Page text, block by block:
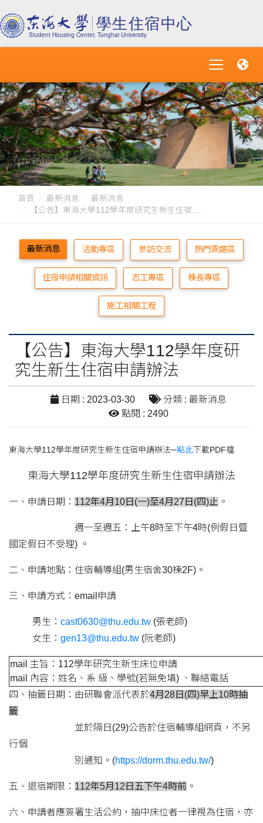
首頁 最新消息
最新消息
【公告】東海大學112學年度研究生新生住宿....
最新消息 活動專區 參訪交流 熱門票選區
住宿申請相關資訊 志工專區 棟長專區
施工相關工程
【公告】東海大學112學年度研
究生新生住宿申請辦法
日期 : 2023-03-30
分類 : 最新消息
點閱 : 2490
東海大學112學年度研究生新生住宿申請辦法─點此下載PDF檔
東海大學112學年度研究生新生住宿申請辦法
一、申請日期： 112年4月10日(一)至4月27日(四)止 。
週一至週五：上午8時至下午4時(例假日暨
國定假日不受理) 。
二、申請地點：住宿輔導組(男生宿舍30棟2F)。
三、申請方式：email申請
男生： cast0630@thu.edu.tw (張老師)
女生： gen13@thu.edu.tw (阮老師)
mail 主旨：112學年研究生新生床位申請
mail 內容：姓名、系 級、學號(若無免填) 、聯絡電話
四、抽籤日期：由研聯會派代表於4月28日(四)早上10時抽
籤
並於隔日(29)公告於住宿輔導組網頁，不另
行個
別通知。(https://dorm.thu.edu.tw/)
五、退宿期限： 112年5月12日五下午4時前 。
六、申請者應簽署生活公約，抽中床位者一律視為住宿，亦